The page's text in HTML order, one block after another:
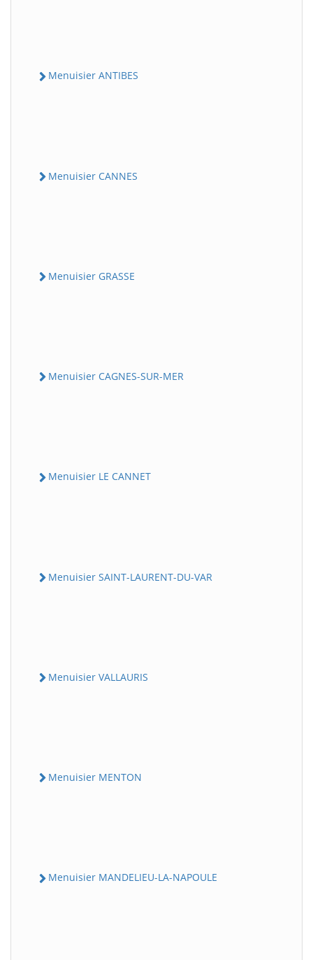
Menuisier ANTIBES
Menuisier CANNES
Menuisier GRASSE
Menuisier CAGNES-SUR-MER
Menuisier LE CANNET
Menuisier SAINT-LAURENT-DU-VAR
Menuisier VALLAURIS
Menuisier MENTON
Menuisier MANDELIEU-LA-NAPOULE